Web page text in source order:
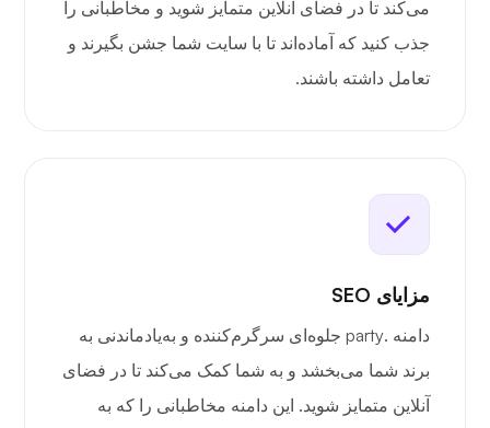
می‌کند تا در فضای آنلاین متمایز شوید و مخاطبانی را
جذب کنید که آماده‌اند تا با سایت شما جشن بگیرند و
تعامل داشته باشند.
مزایای SEO
دامنه .party جلوه‌ای سرگرم‌کننده و به‌یادماندنی به
برند شما می‌بخشد و به شما کمک می‌کند تا در فضای
آنلاین متمایز شوید. این دامنه مخاطبانی را که به